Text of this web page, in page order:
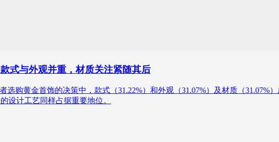
式与外观并重，材质关注紧随其后
选购黄金首饰的决策中，款式（31.22%）和外观（31.07%）及材质（31.07%
设计工艺同样占据重要地位。